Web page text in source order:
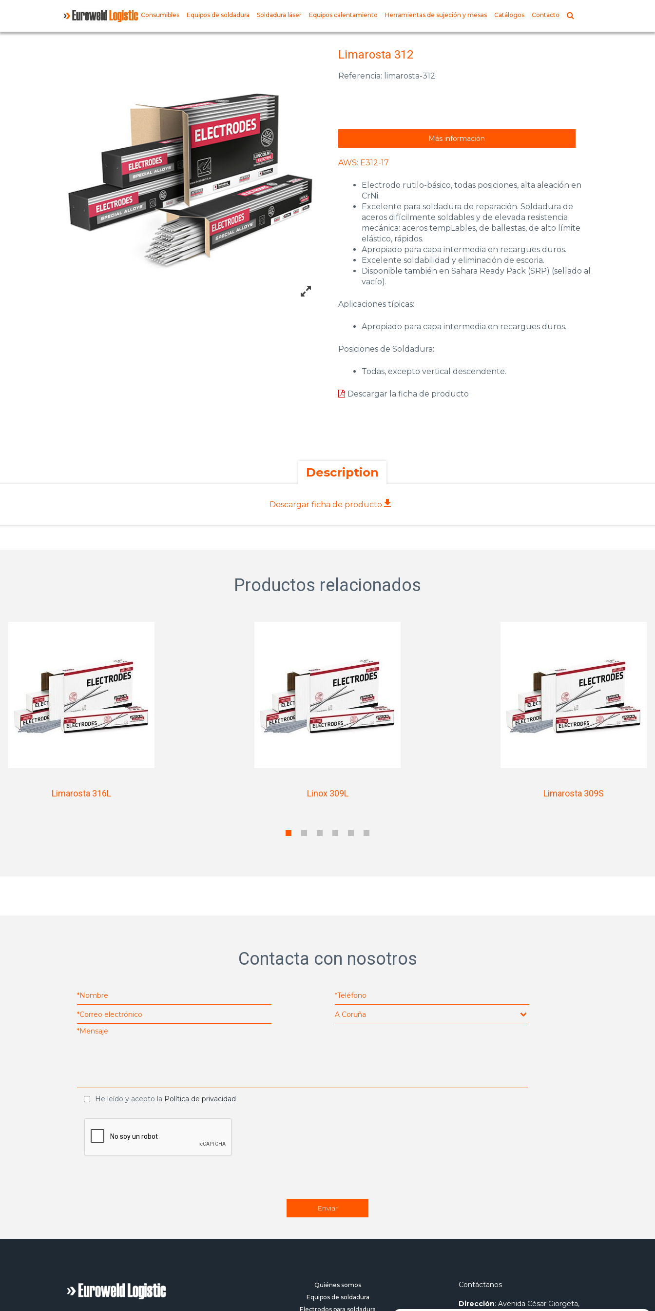
Consumibles Equipos de soldadura Soldadura láser Equipos calentamiento Herramientas de sujeción y mesas Catálogos Contacto
Referencia: limarosta-312
AWS: E312-17
Electrodo rutilo-básico, todas posiciones, alta aleación en
CrNi.
Excelente para soldadura de reparación. Soldadura de
aceros difícilmente soldables y de elevada resistencia
mecánica: aceros tempLables, de ballestas, de alto límite
elástico, rápidos.
Apropiado para capa intermedia en recargues duros.
Excelente soldabilidad y eliminación de escoria.
Disponible también en Sahara Ready Pack (SRP) (sellado al
vacío).
Aplicaciones típicas:
Apropiado para capa intermedia en recargues duros.
Posiciones de Soldadura:
Todas, excepto vertical descendente.
Descargar la ficha de producto
Más información
Limarosta 312
Description
Descargar ficha de producto
Productos relacionados
Limarosta 316L Linox 309L Limarosta 309S
Contacta con nosotros
He leído y acepto la Política de privacidad
Quiénes somos
Equipos de soldadura
Electrodos para soldadura
Contáctanos
Dirección: Avenida César Giorgeta,